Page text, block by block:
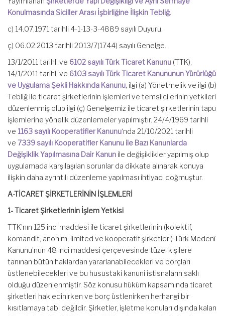
Konulmasında Siciller Arası İşbirliğine İlişkin Tebliğ.
c) 14.07.1971 tarihli 4-1-13-3-4889 sayılı Duyuru.
ç) 06.02.2013 tarihli 2013/7(1744) sayılı Genelge.
13/1/2011 tarihli ve 6102 sayılı Türk Ticaret Kanunu (TTK),
14/1/2011 tarihli ve 6103 sayılı Türk Ticaret Kanununun Yürürlüğü
ve Uygulama Şekli Hakkında Kanunu, ilgi (a) Yönetmelik ve ilgi (b)
Tebliğ ile ticaret şirketlerinin işlemleri ve temsilcilerinin yetkileri
düzenlenmiş olup ilgi (ç) Genelgemiz ile ticaret şirketlerinin tapu
işlemlerine yönelik düzenlemeler yapılmıştır. 24/4/1969 tarihli
ve 1163 sayılı Kooperatifler Kanunu‘nda 21/10/2021 tarihli
ve 7339 sayılı Kooperatifler Kanunu ile Bazı Kanunlarda
Değişiklik Yapılmasına Dair Kanun ile değişiklikler yapılmış olup
uygulamada karşılaşılan sorunlar da dikkate alınarak konuya
ilişkin daha ayrıntılı düzenleme yapılması ihtiyacı doğmuştur.
A-TİCARET ŞİRKETLERİNİN İŞLEMLERİ
1- Ticaret Şirketlerinin İşlem Yetkisi
TTK’nın 125 inci maddesi ile ticaret şirketlerinin (kolektif,
komandit, anonim, limited ve kooperatif şirketleri) Türk Medenî
Kanunu’nun 48 inci maddesi çerçevesinde tüzel kişilere
tanınan bütün haklardan yararlanabilecekleri ve borçları
üstlenebilecekleri ve bu husustaki kanuni istisnaların saklı
olduğu düzenlenmiştir. Söz konusu hüküm kapsamında ticaret
şirketleri hak edinirken ve borç üstlenirken herhangi bir
kısıtlamaya tabi değildir. Şirketler, işletme konuları dışında kalan